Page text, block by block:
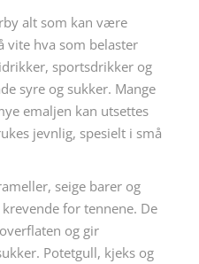
alt som kan være
vite hva som belaster
sportsdrikker og
syre og sukker. Mange
emaljen kan utsettes
jevnlig, spesielt i små
seige barer og
for tennene. De
og gir
Potetgull, kjeks og